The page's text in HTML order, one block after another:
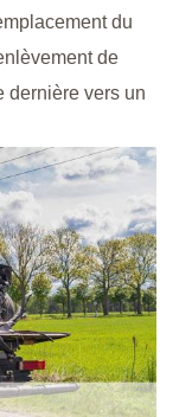
du
de
dernière vers un